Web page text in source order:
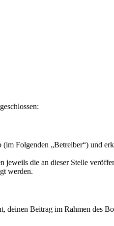
Folgenden „Betreiber“) und
jeweils die an dieser Stelle
werden.
deinen Beitrag im Rahmen des